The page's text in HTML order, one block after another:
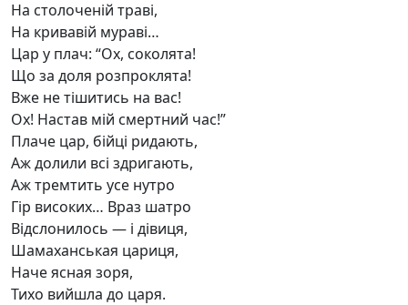
На столоченій траві,
На кривавій мураві…
Цар у плач: “Ох, соколята!
Що за доля розпроклята!
Вже не тішитись на вас!
Ох! Настав мій смертний час!”
Плаче цар, бійці ридають,
Аж долили всі здригають,
Аж тремтить усе нутро
Гір високих… Враз шатро
Відслонилось — і дівиця,
Шамаханськая цариця,
Наче ясная зоря,
Тихо вийшла до царя.